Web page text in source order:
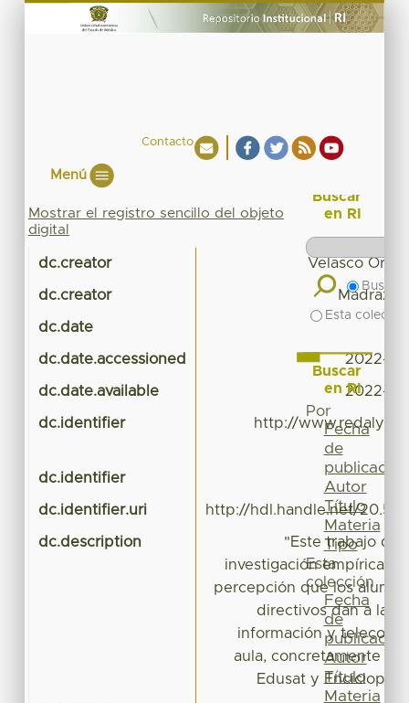
Contacto
Menú
Mostrar el registro sencillo del objeto
digital
dc.creator Velasco
dc.creator Madrazo
dc.date
dc.date.accessioned 2022-
dc.date.available 2022-
dc.identifier
http://
dc.identifier
dc.identifier.uri http://hdl.handle.net/
dc.description
"Este trabajo da
investigación empírica
percepción que los
directivos dan a la
información y
aula, concretamente
Edusat y
Buscar
en RI
Buscar
Esta
Buscar
en RI
Por
Fecha
de
publicación
Autor
Título
Materia
Tipo
Esta
colección
Fecha
de
publicación
Autor
Título
Materia